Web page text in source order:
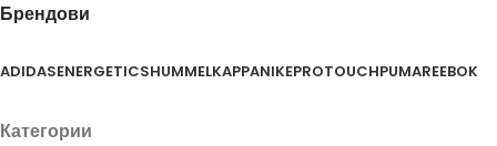
Брендови
ADIDASENERGETICSHUMMELKAPPANIKEPROTOUCHPUMAREEBOK
Категории